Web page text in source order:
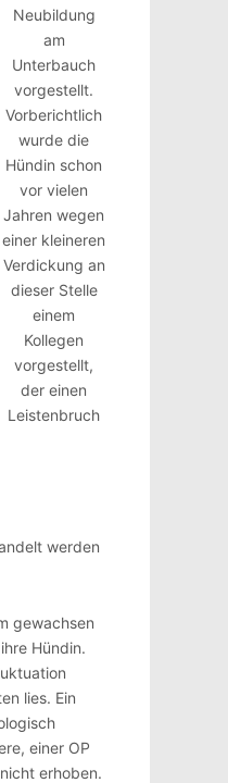
Neubildung
am
Unterbauch
vorgestellt.
Vorberichtlich
wurde die
Hündin schon
vor vielen
Jahren wegen
einer kleineren
Verdickung an
dieser Stelle
einem
Kollegen
vorgestellt,
der einen
Leistenbruch
werden
gewachsen
Hündin.
lies. Ein
einer OP
erhoben.